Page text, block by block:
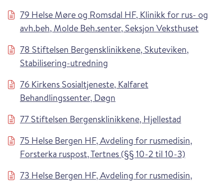
79 Helse Møre og Romsdal HF, Klinikk for rus- og
avh.beh, Molde Beh.senter, Seksjon Veksthuset
78 Stiftelsen Bergensklinikkene, Skuteviken,
Stabilisering-utredning
76 Kirkens Sosialtjeneste, Kalfaret
Behandlingssenter, Døgn
77 Stiftelsen Bergensklinikkene, Hjellestad
75 Helse Bergen HF, Avdeling for rusmedisin,
Forsterka ruspost, Tertnes (§§ 10-2 til 10-3)
73 Helse Bergen HF, Avdeling for rusmedisin,